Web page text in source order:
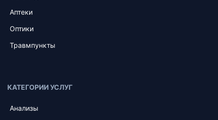
Аптеки
Оптики
Травмпункты
КАТЕГОРИИ УСЛУГ
Анализы